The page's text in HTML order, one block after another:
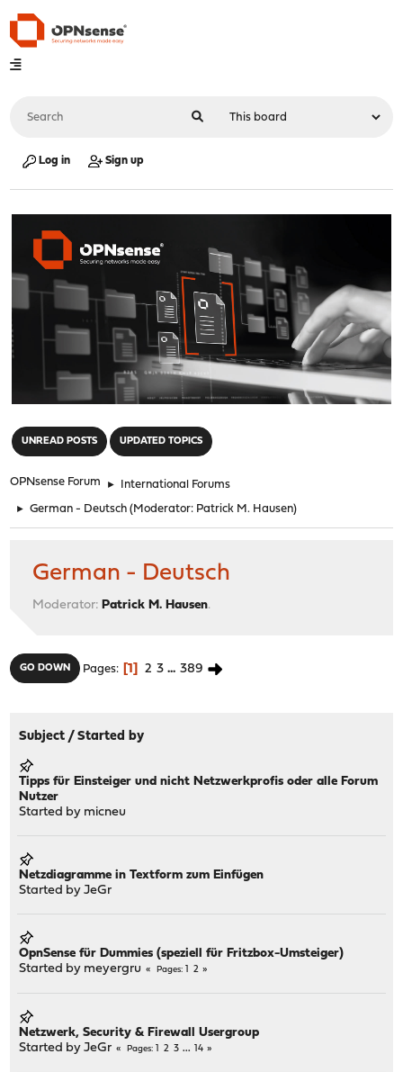
Log in Sign up
UNREAD POSTS UPDATED TOPICS
OPNsense Forum ► International Forums
► German - Deutsch (Moderator: Patrick M. Hausen)
German - Deutsch
Moderator: Patrick M. Hausen.
GO DOWN Pages 1 2 3 ... 389
Subject /Started by
Tipps für Einsteiger und nicht Netzwerkprofis oder alle Forum
Nutzer
Started by micneu
Netzdiagramme in Textform zum Einfügen
Started byJeGr
OpnSense für Dummies (speziell für Fritzbox-Umsteiger)
Started by meyergru Pages 2
Netzwerk, Security & Firewall Usergroup
Started byJeGr Pages 2 3 ... 14